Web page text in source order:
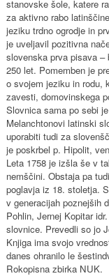
stanovske šole, katere
za aktivno rabo
jeziku trdno ogrodje in
je uveljavil pozitivna
slovenska prva pisava –
250 let. Pomemben je
o svojem jeziku in rodu,
zavesti, domovinskega
Slovnica sama po sebi
Melanchtonovi latinski
uporabiti tudi za
je poskrbel p. Hipolit,
Leta 1758 je izšla še v
nemščini. Obstaja pa
poglavja iz 18. stoletja.
v generacijah poznejših
Pohlin, Jernej Kopitar
slovnice. Prevedli so jo
Knjiga ima svojo
danes ohranilo le
Rokopisna zbirka NUK.